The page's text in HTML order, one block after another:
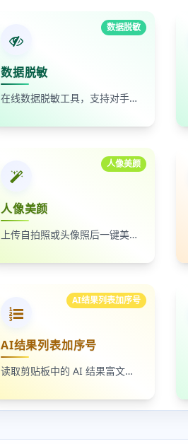
数据脱敏
数据脱敏
在线数据脱敏工具，支持对手机号、身份证号、姓名、邮箱等敏感数据进行批量脱敏处理，保护隐私安全
人像美颜
人像美颜
上传自拍照或头像照后一键美颜，支持人像磨皮、提亮和美颜强度调节，适合人物照片快速优化
AI结果列表加序号
AI结果列表加序号
读取剪贴板中的 AI 结果富文本列表，为 ul、ol 等列表自动补 1-N 序号，支持富文本和纯文本输出